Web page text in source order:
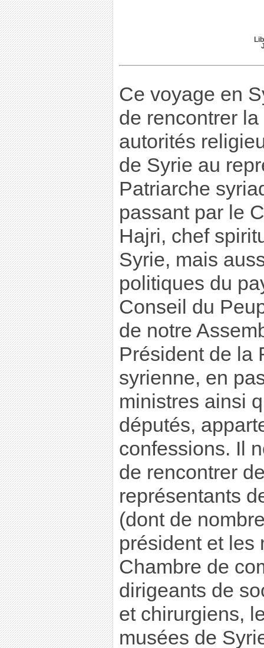
Ce voyage en
de rencontrer
autorités
de Syrie au
Patriarche
passant par le
Hajri, chef
Syrie, mais
politiques du
Conseil du
de notre
Président de la
syrienne, en
ministres ainsi
députés,
confessions. Il
de rencontrer
représentants
(dont de
président et les
Chambre de
dirigeants de
et chirurgiens,
musées de